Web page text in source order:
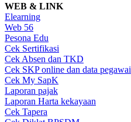
WEB & LINK
Elearning
Web 56
Pesona Edu
Cek Sertifikasi
Cek Absen dan TKD
Cek SKP online dan data pegawai
Cek My SapK
Laporan pajak
Laporan Harta kekayaan
Cek Tapera